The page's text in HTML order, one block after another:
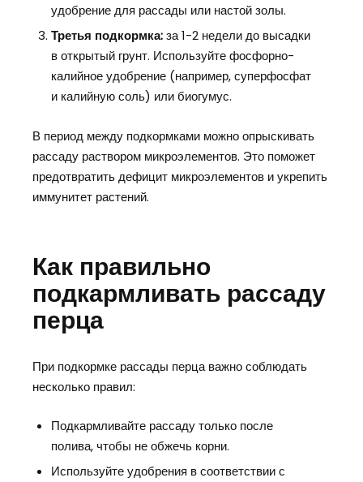
удобрение для рассады или настой золы.
Третья подкормка:за 1-2 недели до высадки
в открытый грунт. Используйте фосфорно-
калийное удобрение (например, суперфосфат
и калийную соль) или биогумус.
В период между подкормками можно опрыскивать
рассаду раствором микроэлементов. Это поможет
предотвратить дефицит микроэлементов и укрепить
иммунитет растений.
Как правильно
подкармливать рассаду
перца
При подкормке рассады перца важно соблюдать
несколько правил:
Подкармливайте рассаду только после
полива, чтобы не обжечь корни.
Используйте удобрения в соответствии с